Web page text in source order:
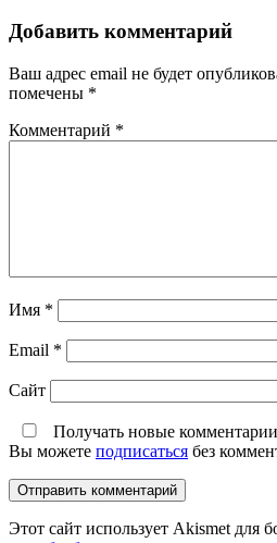
Добавить комментарий
Ваш адрес email не будет
помечены *
Комментарий *
Имя *
Email *
Сайт
Получать новые
Вы можете подписаться без
Этот сайт использует Akismet для